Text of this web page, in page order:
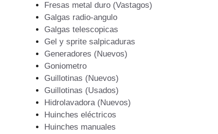
Fresas metal duro (Vastagos)
Galgas radio-angulo
Galgas telescopicas
Gel y sprite salpicaduras
Generadores (Nuevos)
Goniometro
Guillotinas (Nuevos)
Guillotinas (Usados)
Hidrolavadora (Nuevos)
Huinches eléctricos
Huinches manuales